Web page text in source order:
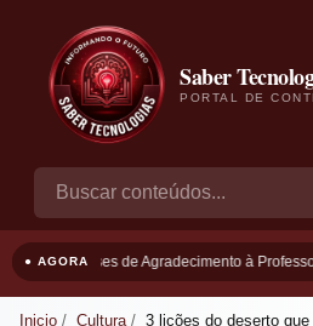
Saber
PORTAL DE
● AGORAFrases de Agradecimento à
Inicio Cultura 3 lições do deserto